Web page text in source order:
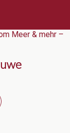
Meer & mehr –